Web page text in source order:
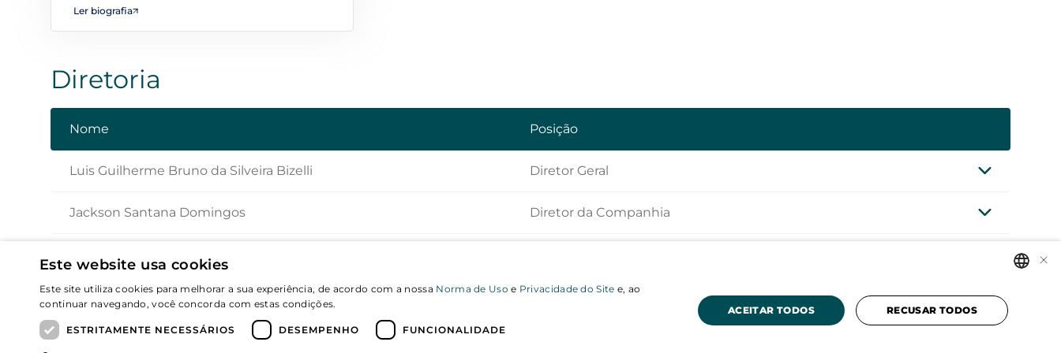
Ler biografia
Diretoria
Nome Posição
Luis Guilherme Bruno da Silveira Bizelli Diretor Geral
Jackson Santana Domingos Diretor da Companhia
Mapa de Site+ Powered byMZ
PORTUGUESE
ENGLISH
×
Este website usa cookies
Este site utiliza cookies para melhorar a sua experiência, de acordo com a nossa Norma de Uso e Privacidade do Site e, ao
continuar navegando, você concorda com estas condições.
ESTRITAMENTE NECESSÁRIOS DESEMPENHO FUNCIONALIDADE
ACEITAR TODOS RECUSAR TODOS